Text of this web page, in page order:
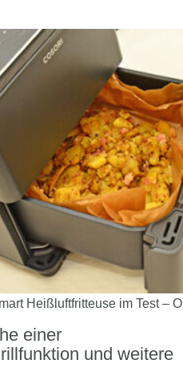
Heißluftfritteuse im Test –
einer
und weitere